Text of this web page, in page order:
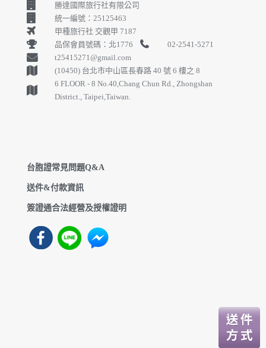
勝達國際旅行社有限公司
統一編號：25125463
甲種旅行社 交觀甲 7187
品保會員號碼：北1776
02-2541-5271
t25415271@gmail.com
(10450) 台北市中山區長春路 40 號 6 樓之 8
6 FLOOR - 8 No.40,Chang Chun Rd., Zhongshan
District., Taipei,Taiwan.
台胞證常見問題Q&A
送件&付款資訊
簽證通合法經營及授權證明